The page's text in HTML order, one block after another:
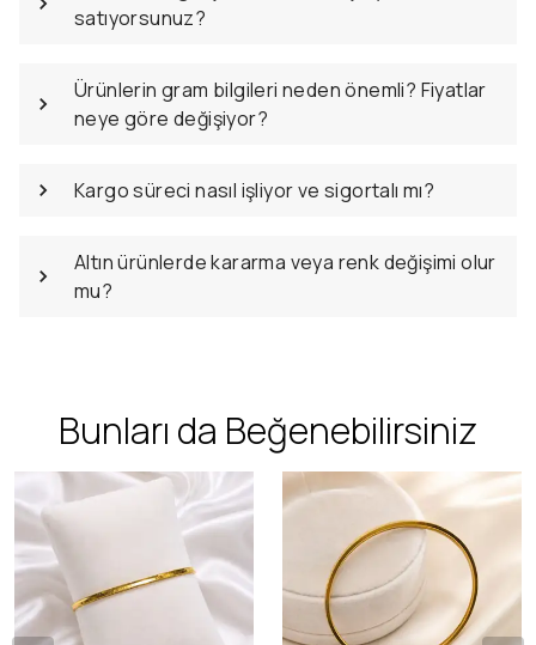
satıyorsunuz?
Ürünlerin gram bilgileri neden önemli? Fiyatlar
neye göre değişiyor?
Kargo süreci nasıl işliyor ve sigortalı mı?
Altın ürünlerde kararma veya renk değişimi olur
mu?
Bunları da Beğenebilirsiniz